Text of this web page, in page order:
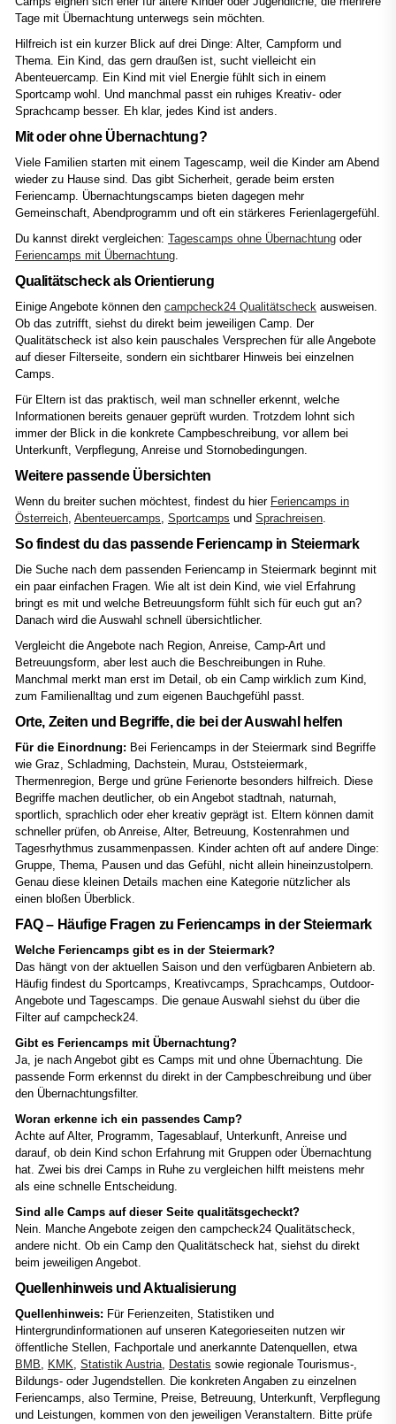
Tage mit Übernachtung unterwegs sein möchten.
Hilfreich ist ein kurzer Blick auf drei Dinge: Alter, Campform und
Thema. Ein Kind, das gern draußen ist, sucht vielleicht ein
Abenteuercamp. Ein Kind mit viel Energie fühlt sich in einem
Sportcamp wohl. Und manchmal passt ein ruhiges Kreativ- oder
Sprachcamp besser. Eh klar, jedes Kind ist anders.
Mit oder ohne Übernachtung?
Viele Familien starten mit einem Tagescamp, weil die Kinder am Abend
wieder zu Hause sind. Das gibt Sicherheit, gerade beim ersten
Feriencamp. Übernachtungscamps bieten dagegen mehr
Gemeinschaft, Abendprogramm und oft ein stärkeres Ferienlagergefühl.
Du kannst direkt vergleichen: Tagescamps ohne Übernachtung oder
Feriencamps mit Übernachtung.
Qualitätscheck als Orientierung
Einige Angebote können den campcheck24 Qualitätscheck ausweisen.
Ob das zutrifft, siehst du direkt beim jeweiligen Camp. Der
Qualitätscheck ist also kein pauschales Versprechen für alle Angebote
auf dieser Filterseite, sondern ein sichtbarer Hinweis bei einzelnen
Camps.
Für Eltern ist das praktisch, weil man schneller erkennt, welche
Informationen bereits genauer geprüft wurden. Trotzdem lohnt sich
immer der Blick in die konkrete Campbeschreibung, vor allem bei
Unterkunft, Verpflegung, Anreise und Stornobedingungen.
Weitere passende Übersichten
Wenn du breiter suchen möchtest, findest du hier Feriencamps in
Österreich, Abenteuercamps, Sportcamps und Sprachreisen.
So findest du das passende Feriencamp in Steiermark
Die Suche nach dem passenden Feriencamp in Steiermark beginnt mit
ein paar einfachen Fragen. Wie alt ist dein Kind, wie viel Erfahrung
bringt es mit und welche Betreuungsform fühlt sich für euch gut an?
Danach wird die Auswahl schnell übersichtlicher.
Vergleicht die Angebote nach Region, Anreise, Camp-Art und
Betreuungsform, aber lest auch die Beschreibungen in Ruhe.
Manchmal merkt man erst im Detail, ob ein Camp wirklich zum Kind,
zum Familienalltag und zum eigenen Bauchgefühl passt.
Orte, Zeiten und Begriffe, die bei der Auswahl helfen
Für die Einordnung: Bei Feriencamps in der Steiermark sind Begriffe
wie Graz, Schladming, Dachstein, Murau, Oststeiermark,
Thermenregion, Berge und grüne Ferienorte besonders hilfreich. Diese
Begriffe machen deutlicher, ob ein Angebot stadtnah, naturnah,
sportlich, sprachlich oder eher kreativ geprägt ist. Eltern können damit
schneller prüfen, ob Anreise, Alter, Betreuung, Kostenrahmen und
Tagesrhythmus zusammenpassen. Kinder achten oft auf andere Dinge:
Gruppe, Thema, Pausen und das Gefühl, nicht allein hineinzustolpern.
Genau diese kleinen Details machen eine Kategorie nützlicher als
einen bloßen Überblick.
FAQ – Häufige Fragen zu Feriencamps in der Steiermark
Welche Feriencamps gibt es in der Steiermark?
Das hängt von der aktuellen Saison und den verfügbaren Anbietern ab.
Häufig findest du Sportcamps, Kreativcamps, Sprachcamps, Outdoor-
Angebote und Tagescamps. Die genaue Auswahl siehst du über die
Filter auf campcheck24.
Gibt es Feriencamps mit Übernachtung?
Ja, je nach Angebot gibt es Camps mit und ohne Übernachtung. Die
passende Form erkennst du direkt in der Campbeschreibung und über
den Übernachtungsfilter.
Woran erkenne ich ein passendes Camp?
Achte auf Alter, Programm, Tagesablauf, Unterkunft, Anreise und
darauf, ob dein Kind schon Erfahrung mit Gruppen oder Übernachtung
hat. Zwei bis drei Camps in Ruhe zu vergleichen hilft meistens mehr
als eine schnelle Entscheidung.
Sind alle Camps auf dieser Seite qualitätsgecheckt?
Nein. Manche Angebote zeigen den campcheck24 Qualitätscheck,
andere nicht. Ob ein Camp den Qualitätscheck hat, siehst du direkt
beim jeweiligen Angebot.
Quellenhinweis und Aktualisierung
Quellenhinweis: Für Ferienzeiten, Statistiken und
Hintergrundinformationen auf unseren Kategorieseiten nutzen wir
öffentliche Stellen, Fachportale und anerkannte Datenquellen, etwa
BMB, KMK, Statistik Austria, Destatis sowie regionale Tourismus-,
Bildungs- oder Jugendstellen. Die konkreten Angaben zu einzelnen
Feriencamps, also Termine, Preise, Betreuung, Unterkunft, Verpflegung
und Leistungen, kommen von den jeweiligen Veranstaltern. Bitte prüfe